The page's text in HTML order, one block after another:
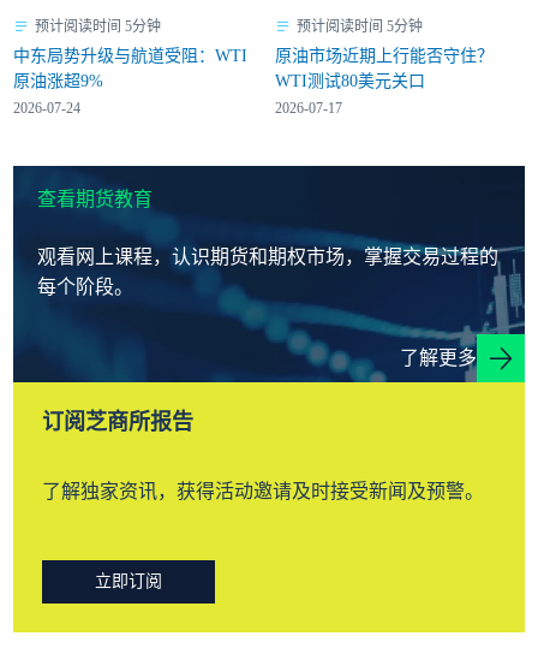
预计阅读时间 5分钟
中东局势升级与航道受阻：WTI
原油涨超9%
2026-07-24
预计阅读时间 5分钟
原油市场近期上行能否守住？
WTI测试80美元关口
2026-07-17
查看期货教育
观看网上课程，认识期货和期权市场，掌握交易过程的
每个阶段。
了解更多
订阅芝商所报告
了解独家资讯，获得活动邀请及时接受新闻及预警。
立即订阅